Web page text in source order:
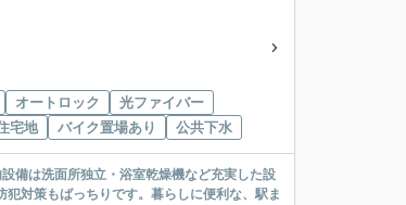
オートロック
光ファイバー
宅地
バイク置場あり 公共下水
備は洗面所独立・浴室乾燥機など充実した設
対策もばっちりです。暮らしに便利な、駅ま